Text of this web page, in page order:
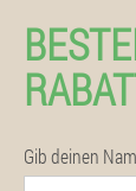
Gib deinen